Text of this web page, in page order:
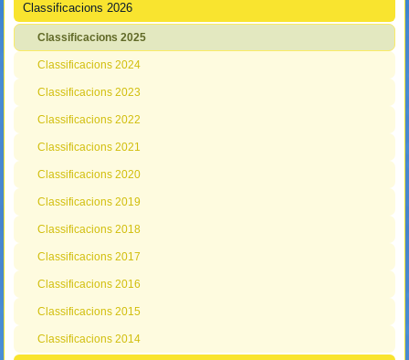
Classificacions 2026
Classificacions 2025
Classificacions 2024
Classificacions 2023
Classificacions 2022
Classificacions 2021
Classificacions 2020
Classificacions 2019
Classificacions 2018
Classificacions 2017
Classificacions 2016
Classificacions 2015
Classificacions 2014